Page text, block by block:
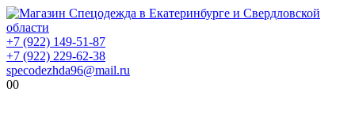
+7 (922) 149-51-87
+7 (922) 229-62-38
specodezhda96@mail.ru
00